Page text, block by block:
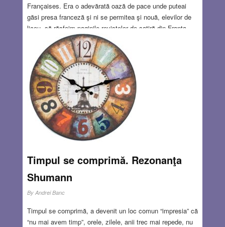
Françaises. Era o adevărată oază de pace unde puteai
găsi presa franceză şi ni se permitea şi nouă, elevilor de
liceu, să răsfoim paginile revistelor de satiră din Franţa,
mai ales vestita Marianne. De altfel, acest lucru nu
necesita un efort deosebit întrucât pagini întregi erau
înnegrite, prin bunăvoinţa cenzurii, fiind considerate ostile
regimului de atunci, din România. Totuşi, uneori – ca prin
miracol – mai găseam fragmente care scăpaseră ochiului
ager al cenzorului
Read more…
OCT 25, 2018
Timpul se comprimă. Rezonanţa
Shumann
By Andrei Banc
Timpul se comprimă, a devenit un loc comun “impresia” că
“nu mai avem timp”, orele, zilele, anii trec mai repede, nu